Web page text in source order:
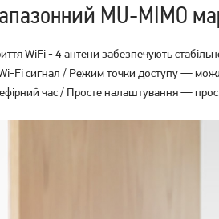
Archer AX12
MU-MIMO
WiFi - 4 антени забезпечують
сигнал / Режим точки доступу —
час / Просте налаштування —